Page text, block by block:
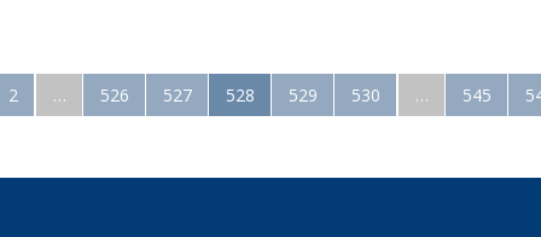
2 … 526 527 528 529 530 … 545